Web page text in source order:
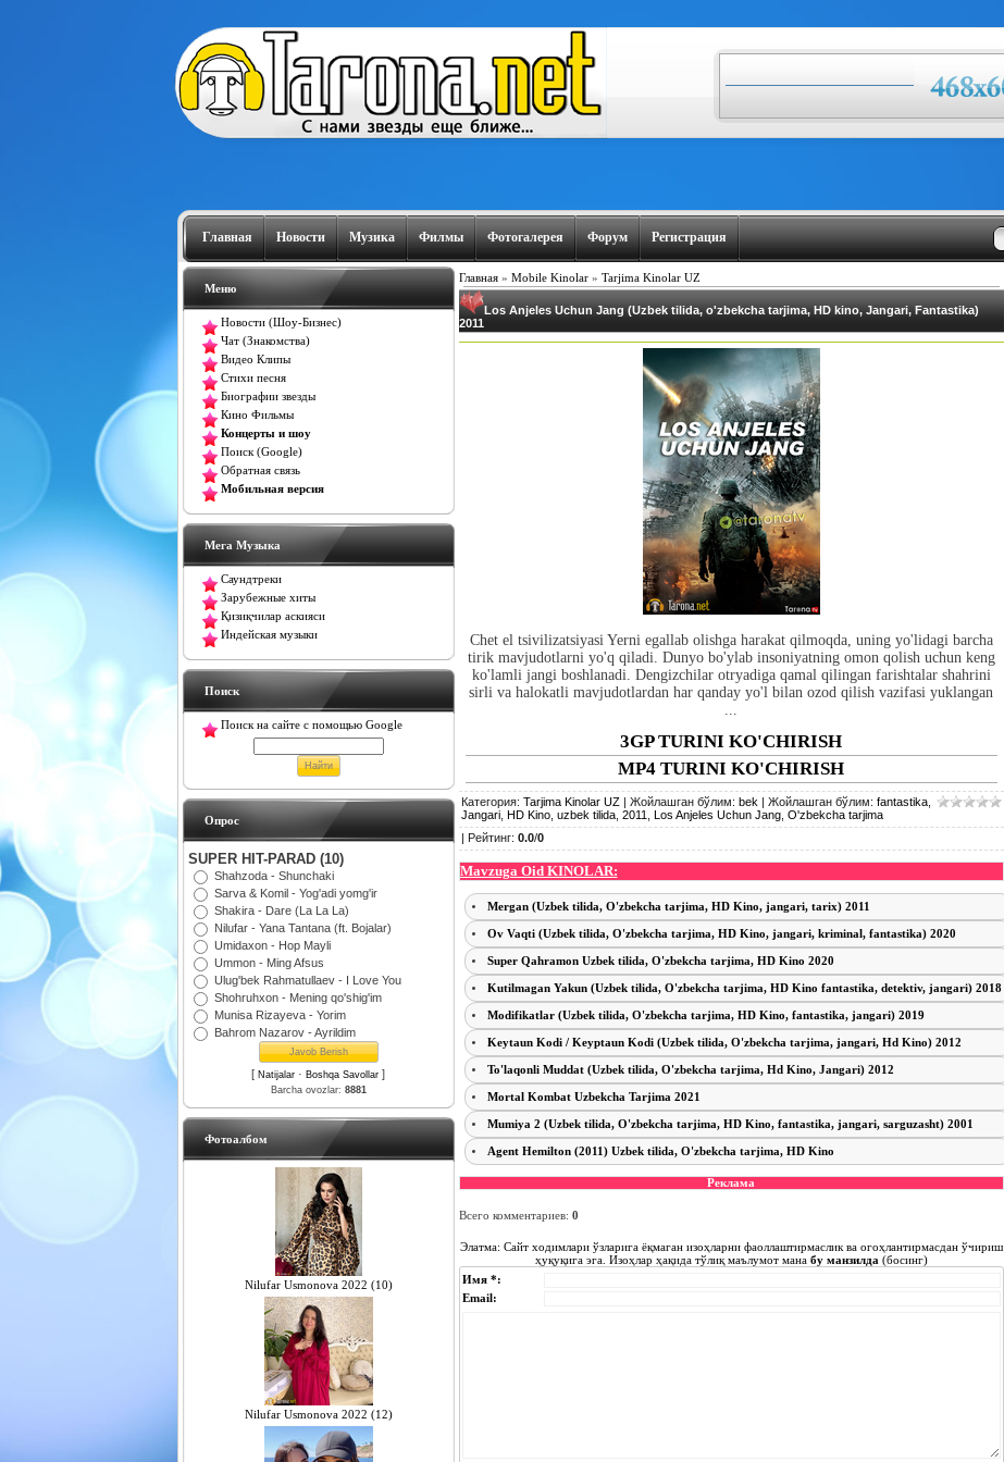
Главная Новости Музика Филмы Фотогалерея Форум Регистрация
Меню
Новости (Шоу-Бизнес)
Чат (Знакомства)
Видео Клипы
Стихи песня
Биографии звезды
Кино Фильмы
Концерты и шоу
Поиск (Google)
Обратная связь
Мобильная версия
Мега Музыка
Саундтреки
Зарубежные хиты
Қизиқчилар аскияси
Индейская музыки
Поиск
Поиск на сайте с помощью Google
Oпрос
SUPER HIT-PARAD (10)
Shahzoda - Shunchaki
Sarva & Komil - Yog'adi yomg'ir
Shakira - Dare (La La La)
Nilufar - Yana Tantana (ft. Bojalar)
Umidaxon - Hop Mayli
Ummon - Ming Afsus
Ulug'bek Rahmatullaev - I Love You
Shohruhxon - Mening qo'shig'im
Munisa Rizayeva - Yorim
Bahrom Nazarov - Ayrildim
[ Natijalar · Boshqa Savollar ]
Barcha ovozlar: 8881
Фотоалбом
Nilufar Usmonova 2022 (10)
Nilufar Usmonova 2022 (12)
Главная» Mobile Kinolar» Tarjima Kinolar UZ
Los Anjeles Uchun Jang (Uzbek tilida, o'zbekcha tarjima, HD kino, Jangari, Fantastika)
2011
Chet el tsivilizatsiyasi Yerni egallab olishga harakat qilmoqda, uning yo'lidagi barcha
tirik mavjudotlarni yo'q qiladi. Dunyo bo'ylab insoniyatning omon qolish uchun keng
ko'lamli jangi boshlanadi. Dengizchilar otryadiga qamal qilingan farishtalar shahrini
sirli va halokatli mavjudotlardan har qanday yo'l bilan ozod qilish vazifasi yuklangan
...
3GP TURINI KO'CHIRISH
MP4 TURINI KO'CHIRISH
Категория: Tarjima Kinolar UZ| Жойлашган бўлим: bek | Жойлашган бўлим: fantastika,
Jangari, HD Kino, uzbek tilida, 2011 Los Anjeles Uchun Jang, O'zbekcha tarjima
| Рейтинг: 0.0/0
Mavzuga Oid KINOLAR:
Mergan (Uzbek tilida, O'zbekcha tarjima, HD Kino, jangari, tarix) 2011
Ov Vaqti (Uzbek tilida, O'zbekcha tarjima, HD Kino, jangari, kriminal, fantastika) 2020
Super Qahramon Uzbek tilida, O'zbekcha tarjima, HD Kino 2020
Kutilmagan Yakun (Uzbek tilida, O'zbekcha tarjima, HD Kino fantastika, detektiv, jangari) 2018
Modifikatlar (Uzbek tilida, O'zbekcha tarjima, HD Kino, fantastika, jangari) 2019
Keytaun Kodi / Keyptaun Kodi (Uzbek tilida, O'zbekcha tarjima, jangari, Hd Kino) 2012
To'laqonli Muddat (Uzbek tilida, O'zbekcha tarjima, Hd Kino, Jangari) 2012
Mortal Kombat Uzbekcha Tarjima 2021
Mumiya 2 (Uzbek tilida, O'zbekcha tarjima, HD Kino, fantastika, jangari, sarguzasht) 2001
Agent Hemilton (2011) Uzbek tilida, O'zbekcha tarjima, HD Kino
Реклама
Всего комментариев: 0
Элатма: Сайт ходимлари ўзларига ёқмаган изоҳларни фаоллаштирмаслик ва огоҳлантирмасдан ўчириш
ҳуқуқига эга. Изоҳлар ҳақида тўлиқ маълумот манабу манзилда (босинг)
Имя *:
Email: